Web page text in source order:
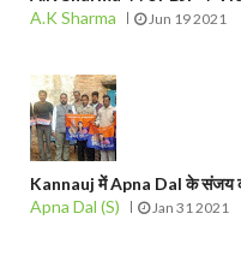
A.K Sharma
Jun 19 2021
Kannauj में Apna Dal के संजय
Apna Dal (S)
Jan 31 2021